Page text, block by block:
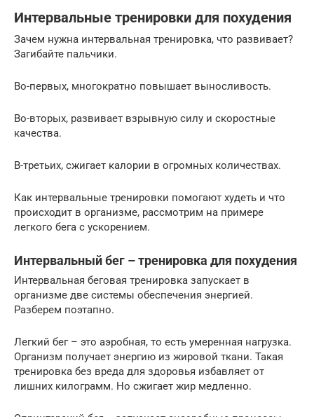
Интервальные тренировки для похудения
Зачем нужна интервальная тренировка, что развивает?
Загибайте пальчики.
Во-первых, многократно повышает выносливость.
Во-вторых, развивает взрывную силу и скоростные
качества.
В-третьих, сжигает калории в огромных количествах.
Как интервальные тренировки помогают худеть и что
происходит в организме, рассмотрим на примере
легкого бега с ускорением.
Интервальный бег – тренировка для похудения
Интервальная беговая тренировка запускает в
организме две системы обеспечения энергией.
Разберем поэтапно.
Легкий бег – это аэробная, то есть умеренная нагрузка.
Организм получает энергию из жировой ткани. Такая
тренировка без вреда для здоровья избавляет от
лишних килограмм. Но сжигает жир медленно.